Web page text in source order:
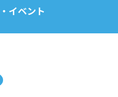
イベント